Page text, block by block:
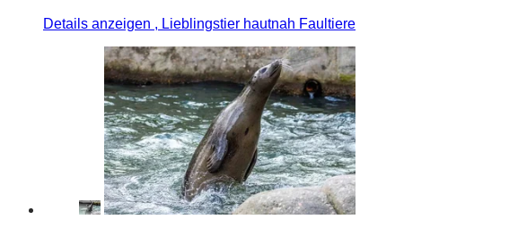
Details anzeigen , Lieblingstier hautnah Faultiere